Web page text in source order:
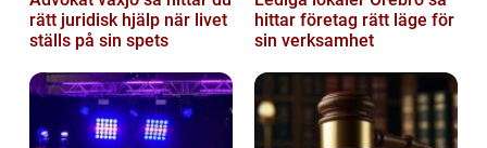
rätt juridisk hjälp när livet
ställs på sin spets
hittar företag rätt läge för
sin verksamhet